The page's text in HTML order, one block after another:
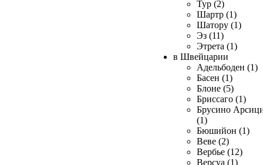
Тур (2)
Шартр (1)
Шатору (1)
Эз (11)
Этрета (1)
в Швейцарии
Адельбоден (1)
Басен (1)
Блоне (5)
Бриссаго (1)
Брусино
(1)
Бюшийон (1)
Веве (2)
Вербье (12)
Версуа (1)